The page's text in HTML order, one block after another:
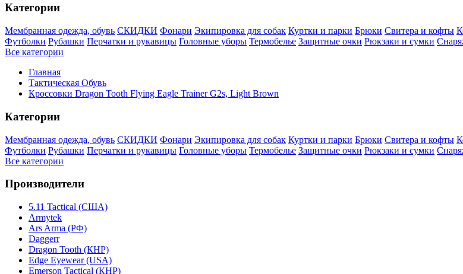
Категории
Мембранная одежда, обувь СКИДКИ Фонари Экипировка для собак Куртки и парки Брюки Свитера и кофты
Футболки Рубашки Перчатки и рукавицы Головные уборы Термобелье Защитные очки Рюкзаки и сумки
Все категории
Главная
Тактическая Обувь
Кроссовки Dragon Tooth Flying Eagle Trainer G2s, Light Brown
Категории
Мембранная одежда, обувь СКИДКИ Фонари Экипировка для собак Куртки и парки Брюки Свитера и кофты
Футболки Рубашки Перчатки и рукавицы Головные уборы Термобелье Защитные очки Рюкзаки и сумки
Все категории
Производители
5.11 Tactical (США)
Armytek
Ars Arma (РФ)
Daggerr
Dragon Tooth (КНР)
Edge Eyewear (USA)
Emerson Tactical (КНР)